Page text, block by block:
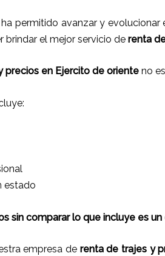
permitido avanzar y
brindar el mejor servicio de renta
precios en Ejercito de oriente no
estado
sin comparar lo que incluye es un
empresa de renta de trajes y